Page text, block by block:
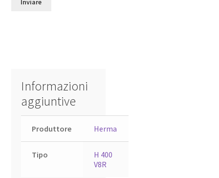
Informazioni
aggiuntive
Produttore Herma
Tipo
H 400
V8R